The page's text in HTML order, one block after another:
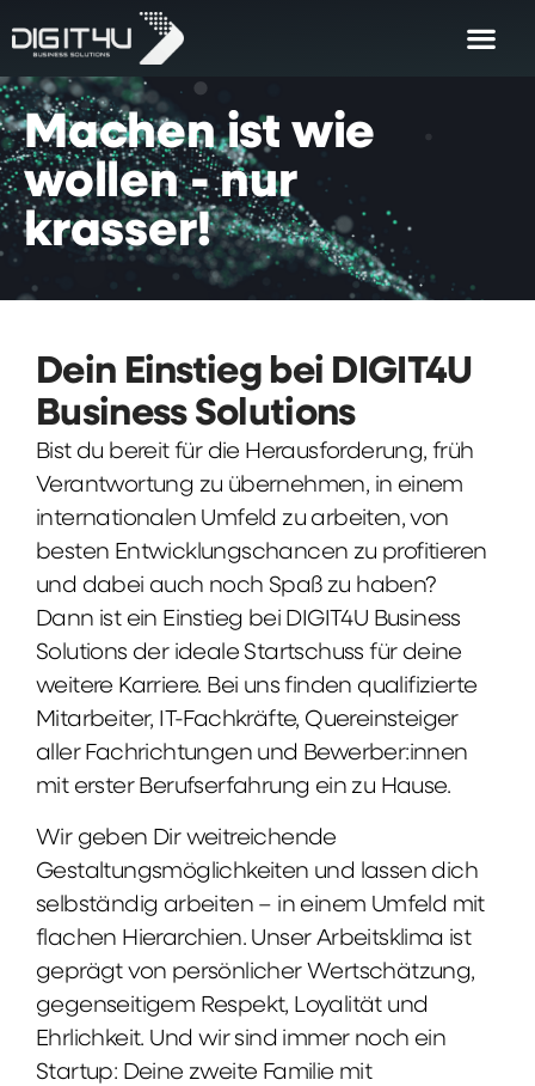
Machen ist wie
wollen - nur
krasser!
Dein Einstieg bei DIGIT4U
Business Solutions
Bist du bereit für die Herausforderung, früh
Verantwortung zu übernehmen, in einem
internationalen Umfeld zu arbeiten, von
besten Entwicklungschancen zu profitieren
und dabei auch noch Spaß zu haben?
Dann ist ein Einstieg bei DIGIT4U Business
Solutions der ideale Startschuss für deine
weitere Karriere. Bei uns finden qualifizierte
Mitarbeiter, IT-Fachkräfte, Quereinsteiger
aller Fachrichtungen und Bewerber:innen
mit erster Berufserfahrung ein zu Hause.
Wir geben Dir weitreichende
Gestaltungsmöglichkeiten und lassen dich
selbständig arbeiten – in einem Umfeld mit
flachen Hierarchien. Unser Arbeitsklima ist
geprägt von persönlicher Wertschätzung,
gegenseitigem Respekt, Loyalität und
Ehrlichkeit. Und wir sind immer noch ein
Startup: Deine zweite Familie mit